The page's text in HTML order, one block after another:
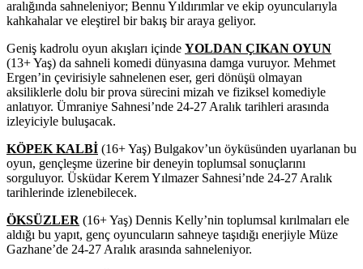
aralığında sahneleniyor; Bennu Yıldırımlar ve ekip oyuncularıyla
kahkahalar ve eleştirel bir bakış bir araya geliyor.
Geniş kadrolu oyun akışları içinde YOLDAN ÇIKAN OYUN
(13+ Yaş) da sahneli komedi dünyasına damga vuruyor. Mehmet
Ergen’in çevirisiyle sahnelenen eser, geri dönüşü olmayan
aksiliklerle dolu bir prova sürecini mizah ve fiziksel komediyle
anlatıyor. Ümraniye Sahnesi’nde 24-27 Aralık tarihleri arasında
izleyiciyle buluşacak.
KÖPEK KALBİ (16+ Yaş) Bulgakov’un öyküsünden uyarlanan bu
oyun, gençleşme üzerine bir deneyin toplumsal sonuçlarını
sorguluyor. Üsküdar Kerem Yılmazer Sahnesi’nde 24-27 Aralık
tarihlerinde izlenebilecek.
ÖKSÜZLER (16+ Yaş) Dennis Kelly’nin toplumsal kırılmaları ele
aldığı bu yapıt, genç oyuncuların sahneye taşıdığı enerjiyle Müze
Gazhane’de 24-27 Aralık arasında sahneleniyor.